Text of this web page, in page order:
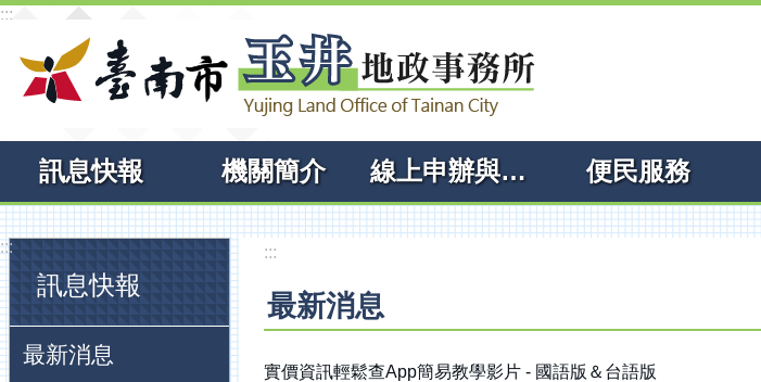
跳到主要內容區塊
:::
訊息快報 機關簡介 線上申辦與查詢 便民服務
:::
訊息快報
最新消息
:::
最新消息
實價資訊輕鬆查App簡易教學影片 - 國語版＆台語版